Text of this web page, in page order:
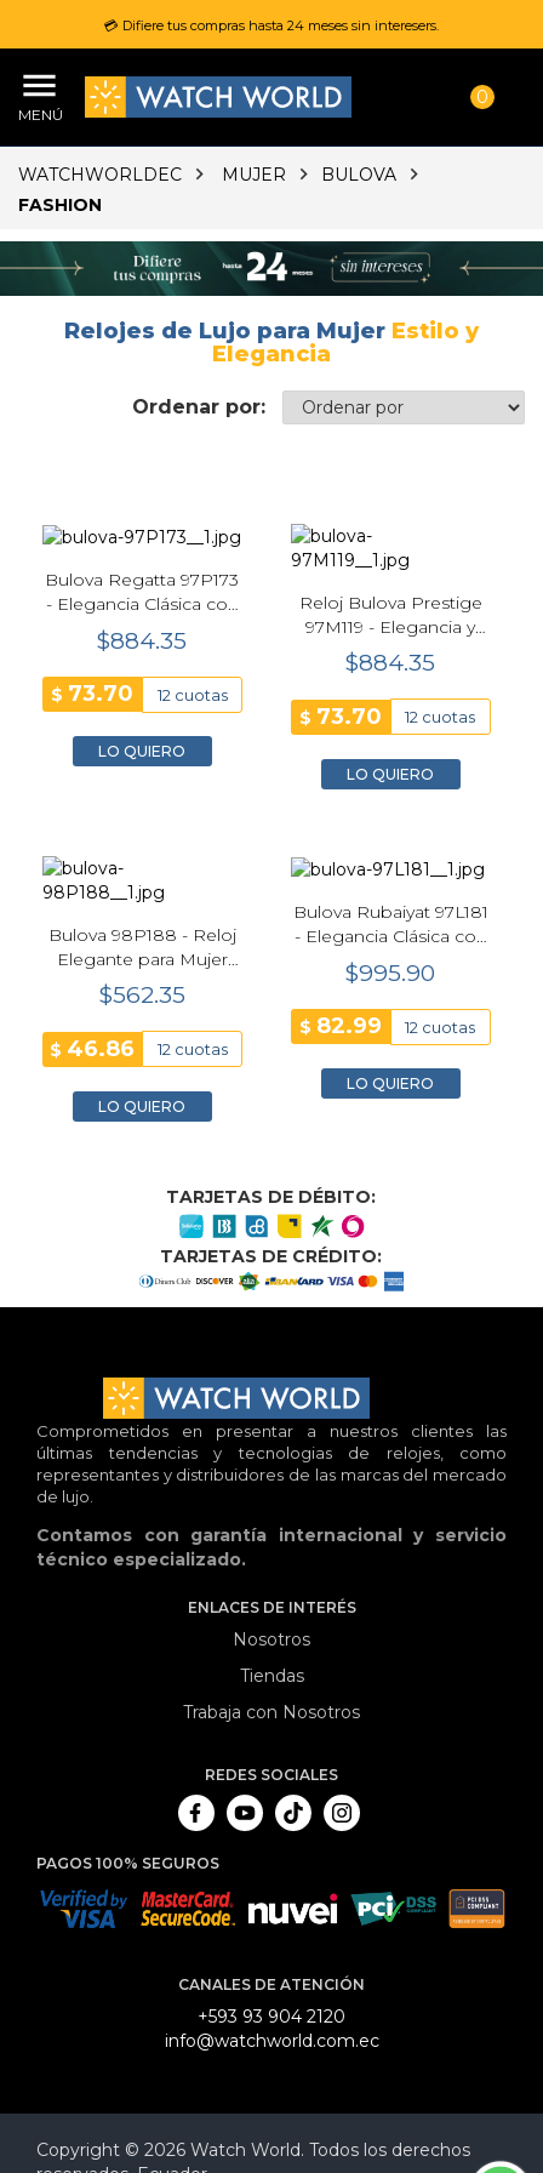
💳 Difiere tus compras hasta 24 meses sin interesers.
MENÚ
0
WATCHWORLDEC MUJER
BULOVA
FASHION
Relojes de Lujo para Mujer Estilo y
Elegancia
Ordenar por:
Bulova Regatta 97P173
- Elegancia Clásica con
Diamantes
$884.35
$ 73.70 12 cuotas
LO QUIERO
Reloj Bulova Prestige
97M119 - Elegancia y
Precisión en un Diseño
Atemporal
$884.35
$ 73.70 12 cuotas
LO QUIERO
Bulova 98P188 - Reloj
Elegante para Mujer
con Diamantes y Esfera
Nácar
$562.35
$ 46.86 12 cuotas
LO QUIERO
Bulova Rubaiyat 97L181
- Elegancia Clásica con
Detalles en Nácar y
Oro
$995.90
$ 82.99 12 cuotas
LO QUIERO
TARJETAS DE DÉBITO:
TARJETAS DE CRÉDITO:
Comprometidos en presentar a nuestros clientes las
últimas tendencias y tecnologias de relojes, como
representantes y distribuidores de las marcas del mercado
de lujo.
Contamos con garantía internacional y servicio
técnico especializado.
ENLACES DE INTERÉS
Nosotros
Tiendas
Trabaja con Nosotros
REDES SOCIALES
PAGOS 100% SEGUROS
CANALES DE ATENCIÓN
+593 93 904 2120
info@watchworld.com.ec
Copyright © 2026 Watch World. Todos los derechos